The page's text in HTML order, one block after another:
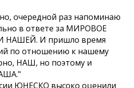
очередной раз напоминаю
в ответе за МИРОВОЕ
И пришло время
по отношению к нашему
НАШ, но поэтому и
ЮНЕСКО высоко оценили